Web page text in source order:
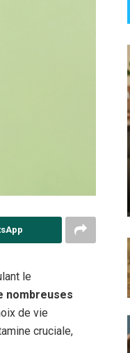
le
nombreuses
de vie
cruciale,